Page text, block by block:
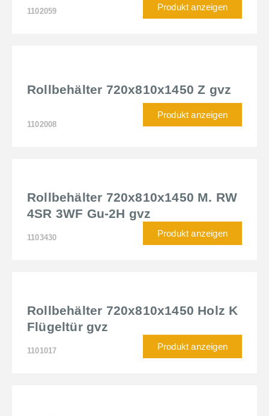
1102059 Produkt anzeigen
Rollbehälter 720x810x1450 Z gvz
1102008
Produkt anzeigen
Rollbehälter 720x810x1450 M. RW
4SR 3WF Gu-2H gvz
1103430 Produkt anzeigen
Rollbehälter 720x810x1450 Holz K
Flügeltür gvz
1101017 Produkt anzeigen